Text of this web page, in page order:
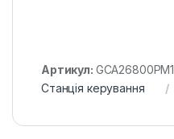
Артикул: GCA26800PM1
Станція керування